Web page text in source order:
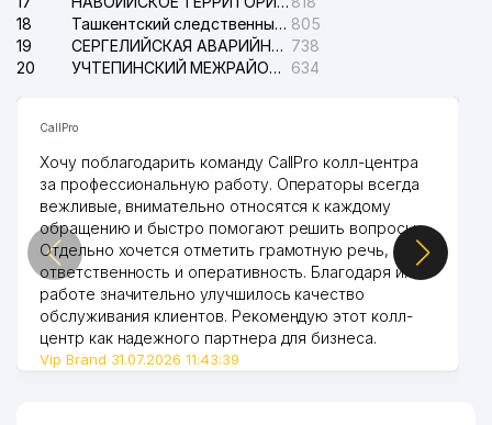
РЕСПУБЛИКАНСКАЯ
СПЕЦИАЛИЗИРОВАННАЯ
МУЗЫКАЛЬНАЯ ШКОЛА им. В.А.
40
41 EKO SPA TRIUMF ООО 992 м
18
Ташкентский следственный изолятор 805
19
СЕРГЕЛИЙСКАЯ АВАРИЙНАЯ СЛУЖБА ЭЛЕКТРОСЕТИ 738
20
УЧТЕПИНСКИЙ МЕЖРАЙОННЫЙ СУД ПО ГРАЖДАНСКИМ ДЕЛАМ 634
CallPro
Хочу поблагодарить команду CallPro колл-центра
за профессиональную работу. Операторы всегда
вежливые, внимательно относятся к каждому
обращению и быстро помогают решить вопросы.
Отдельно хочется отметить грамотную речь,
ответственность и оперативность. Благодаря их
работе значительно улучшилось качество
обслуживания клиентов. Рекомендую этот колл-
центр как надежного партнера для бизнеса.
Vip Brand 31.07.2026 11:43:39